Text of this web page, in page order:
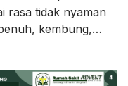
rasa tidak nyaman
kembung,